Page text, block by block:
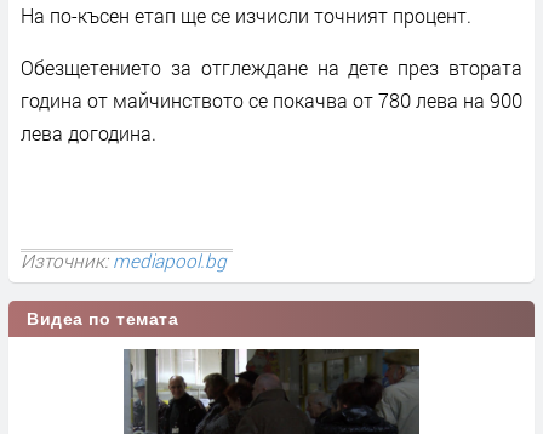
На по-късен етап ще се изчисли точният процент.
Обезщетението за отглеждане на дете през втората
година от майчинството се покачва от 780 лева на 900
лева догодина.
Източник:mediapool.bg
Видеа по темата